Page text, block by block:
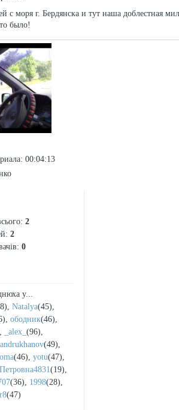
с моря г. Бердянска и тут наша доблестная
было!
: 00:04:13
2
2
0
у...
, Natalya(45),
, ободник(46),
, _alex_ (96),
andrukhanov(49),
(46), yotu(47),
Петровна4831(19),
(36), 1998(28),
(47)